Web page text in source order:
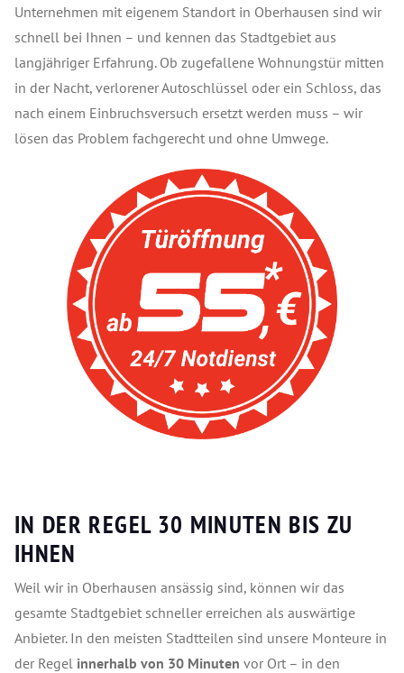
Unternehmen mit eigenem Standort in Oberhausen sind wir
schnell bei Ihnen – und kennen das Stadtgebiet aus
langjähriger Erfahrung. Ob zugefallene Wohnungstür mitten
in der Nacht, verlorener Autoschlüssel oder ein Schloss, das
nach einem Einbruchsversuch ersetzt werden muss – wir
lösen das Problem fachgerecht und ohne Umwege.
IN DER REGEL 30 MINUTEN BIS ZU
IHNEN
Weil wir in Oberhausen ansässig sind, können wir das
gesamte Stadtgebiet schneller erreichen als auswärtige
Anbieter. In den meisten Stadtteilen sind unsere Monteure in
der Regel innerhalb von 30 Minuten vor Ort – in den